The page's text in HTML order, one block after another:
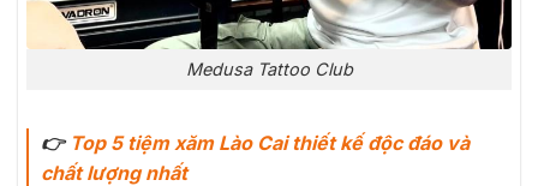
Medusa Tattoo Club
👉 Top 5 tiệm xăm Lào Cai thiết kế độc đáo và
chất lượng nhất